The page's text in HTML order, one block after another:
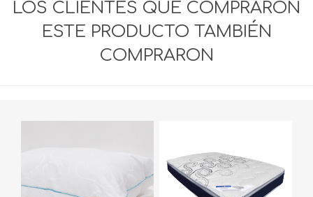
LOS CLIENTES QUE COMPRARON
ESTE PRODUCTO TAMBIÉN
COMPRARON